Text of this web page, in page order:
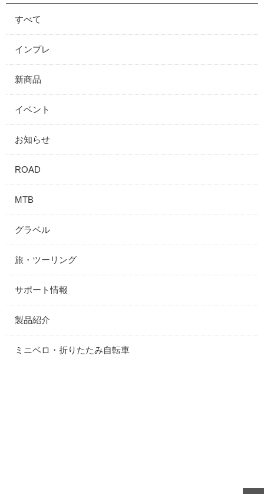
すべて
インプレ
新商品
イベント
お知らせ
ROAD
MTB
グラベル
旅・ツーリング
サポート情報
製品紹介
ミニベロ・折りたたみ自転車